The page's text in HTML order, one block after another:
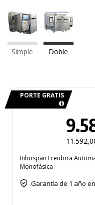
Simple Doble
PORTE GRATIS
Inhospan Freidora
Monofásica
Garantía de 1 año